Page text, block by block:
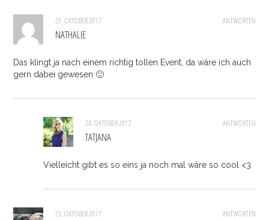
ANTWORTEN
23. OKTOBER 2017
NATHALIE
Das klingt ja nach einem richtig tollen Event, da wäre ich auch
gern dabei gewesen 🙂
ANTWORTEN
24. OKTOBER 2017
TATJANA
Vielleicht gibt es so eins ja noch mal wäre so cool <3
ANTWORTEN
23. OKTOBER 2017